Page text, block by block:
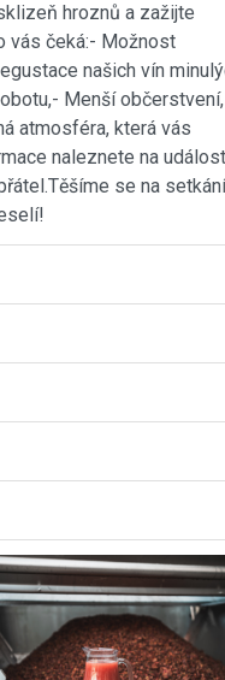
hroznů a zažijte
vás čeká:- Možnost
našich vín
Menší občerstvení,
atmosféra, která vás
naleznete na
se na